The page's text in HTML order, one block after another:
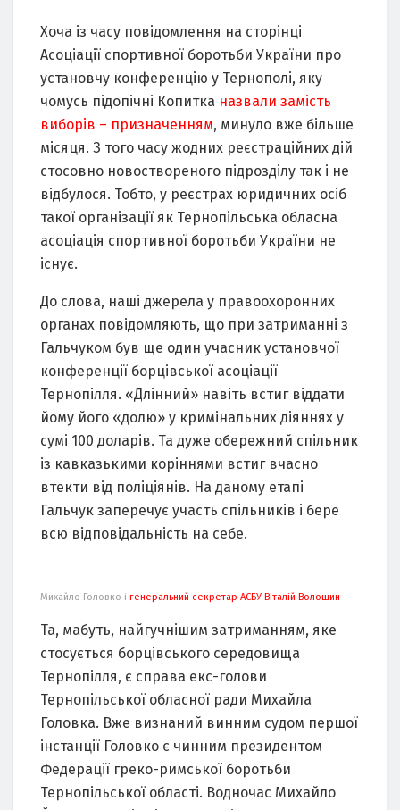
Хоча із часу повідомлення на сторінці
Асоціації спортивної боротьби України про
установчу конференцію у Тернополі, яку
чомусь підопічні Копитка назвали замість
виборів – призначенням, минуло вже більше
місяця. З того часу жодних реєстраційних дій
стосовно новоствореного підрозділу так і не
відбулося. Тобто, у реєстрах юридичних осіб
такої організації як Тернопільська обласна
асоціація спортивної боротьби України не
існує.
До слова, наші джерела у правоохоронних
органах повідомляють, що при затриманні з
Гальчуком був ще один учасник установчої
конференції борцівської асоціації
Тернопілля. «Длінний» навіть встиг віддати
йому його «долю» у кримінальних діяннях у
сумі 100 доларів. Та дуже обережний спільник
із кавказькими коріннями встиг вчасно
втекти від поліціянів. На даному етапі
Гальчук заперечує участь спільників і бере
всю відповідальність на себе.
Михайло Головко і генеральний секретар АСБУ Віталій Волошин
Та, мабуть, найгучнішим затриманням, яке
стосується борцівського середовища
Тернопілля, є справа екс-голови
Тернопільської обласної ради Михайла
Головка. Вже визнаний винним судом першої
інстанції Головко є чинним президентом
Федерації греко-римської боротьби
Тернопільської області. Водночас Михайло